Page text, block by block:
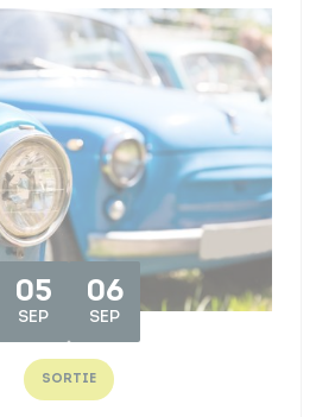
05
SEP
06
SEP
SORTIE